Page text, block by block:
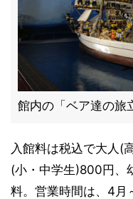
館内の「ベア達の旅
入館料は税込で大人(
(小・中学生)800円、
料。営業時間は、4月